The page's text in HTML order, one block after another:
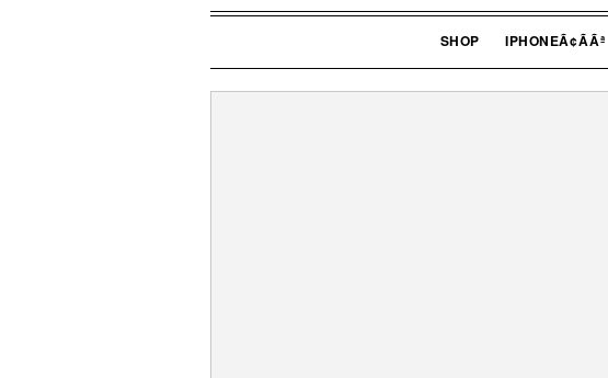
SHOP IPHONEÃ¢ÃÃª